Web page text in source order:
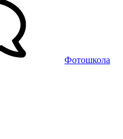
Фотошкола